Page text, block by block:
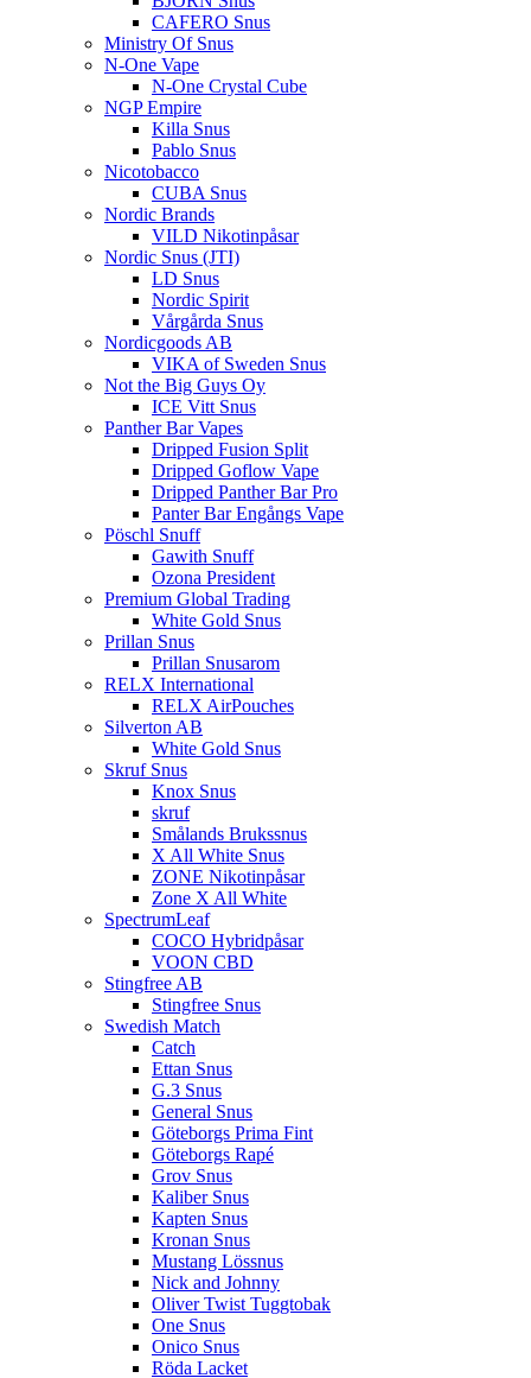
CAFERO Snus
Ministry Of Snus
N-One Vape
N-One Crystal Cube
NGP Empire
Killa Snus
Pablo Snus
Nicotobacco
CUBA Snus
Nordic Brands
VILD Nikotinpåsar
Nordic Snus (JTI)
LD Snus
Nordic Spirit
Vårgårda Snus
Nordicgoods AB
VIKA of Sweden Snus
Not the Big Guys Oy
ICE Vitt Snus
Panther Bar Vapes
Dripped Fusion Split
Dripped Goflow Vape
Dripped Panther Bar Pro
Panter Bar Engångs Vape
Pöschl Snuff
Gawith Snuff
Ozona President
Premium Global Trading
White Gold Snus
Prillan Snus
Prillan Snusarom
RELX International
RELX AirPouches
Silverton AB
White Gold Snus
Skruf Snus
Knox Snus
skruf
Smålands Brukssnus
X All White Snus
ZONE Nikotinpåsar
Zone X All White
SpectrumLeaf
COCO Hybridpåsar
VOON CBD
Stingfree AB
Stingfree Snus
Swedish Match
Catch
Ettan Snus
G.3 Snus
General Snus
Göteborgs Prima Fint
Göteborgs Rapé
Grov Snus
Kaliber Snus
Kapten Snus
Kronan Snus
Mustang Lössnus
Nick and Johnny
Oliver Twist Tuggtobak
One Snus
Onico Snus
Röda Lacket